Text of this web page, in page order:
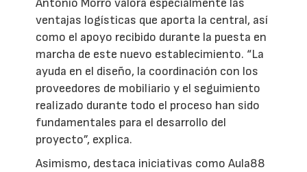
ventajas logísticas que aporta la central, así
como el apoyo recibido durante la puesta en
marcha de este nuevo establecimiento. “La
ayuda en el diseño, la coordinación con los
proveedores de mobiliario y el seguimiento
realizado durante todo el proceso han sido
fundamentales para el desarrollo del
proyecto”, explica.
Asimismo, destaca iniciativas como Aula88